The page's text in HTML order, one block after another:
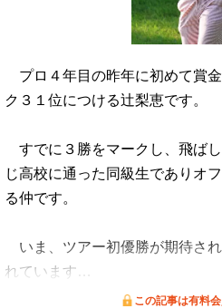
プロ４年目の昨年に初めて賞
ク３１位につける辻梨恵です。
すでに３勝をマークし、飛ば
じ高校に通った同級生でありオ
る仲です。
いま、ツアー初優勝が期待さ
れています…
この記事は有料会